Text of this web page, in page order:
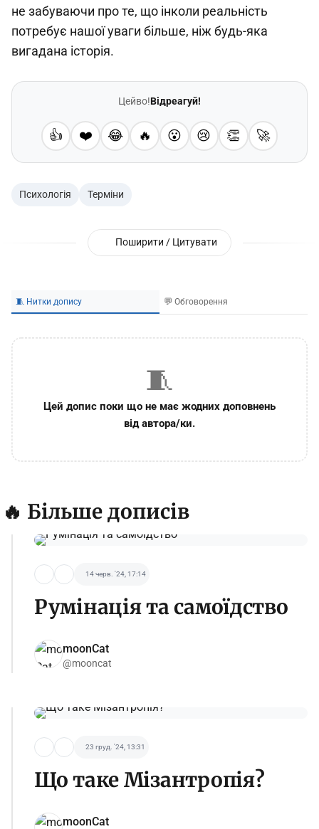
не забуваючи про те, що інколи реальність
потребує нашої уваги більше, ніж будь-яка
вигадана історія.
Цейво!Відреагуй!
👍 ❤️ 😂 🔥 😮 😢 👏 🚀
Психологія Терміни
Поширити / Цитувати
🧵 Нитки допису 💬 Обговорення
🧵
Цей допис поки що не має жодних доповнень
від автора/ки.
🔥 Більше дописів
14 черв. '24, 17:14
Румінація та самоїдство
moonCat
@mooncat
23 груд. '24, 13:31
Що таке Мізантропія?
moonCat